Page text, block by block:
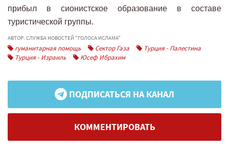
прибыл в сионистское образование в составе
туристической группы.
АВТОР: СЛУЖБА НОВОСТЕЙ "ГОЛОСА ИСЛАМА"
гуманитарная помощь Сектор Газа
Турция - Палестина
Турция - Израиль
Юсеф Ибрахим
ПОДПИСАТЬСЯ НА КАНАЛ
КОММЕНТИРОВАТЬ